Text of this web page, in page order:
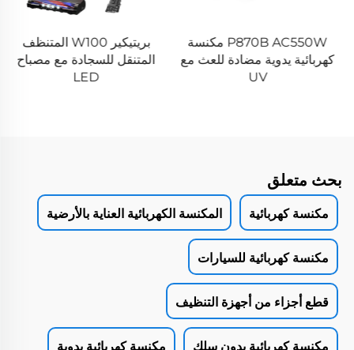
P870B AC550W مكنسة
كهربائية يدوية مضادة للعث مع
UV
بريتيكير W100 المتنظف
المتنقل للسجادة مع مصباح
LED
بحث متعلق
مكنسة كهربائية المكنسة الكهربائية العناية بالأرضية
مكنسة كهربائية للسيارات
قطع أجزاء من أجهزة التنظيف
مكنسة كهربائية بدون سلك مكنسة كهربائية يدوية